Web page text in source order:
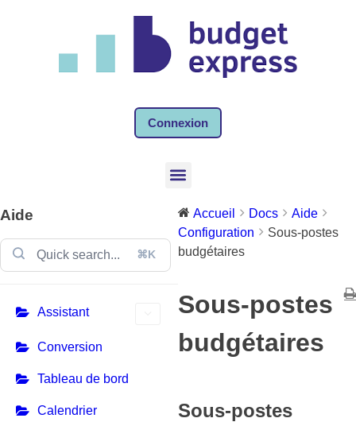
Connexion
Aide
⌘K
Assistant
Conversion
Tableau de bord
Calendrier
Accueil Docs
Aide
Configuration
Sous-postes
budgétaires
Sous-postes
budgétaires
Sous-postes